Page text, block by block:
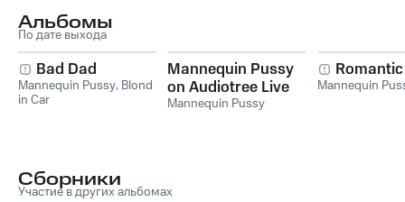
Альбомы
По дате выхода
Bad Dad
Mannequin Pussy, Blond
in Car
Mannequin Pussy
on Audiotree Live
Mannequin Pussy
Romantic
Mannequin
Сборники
Участие в других альбомах